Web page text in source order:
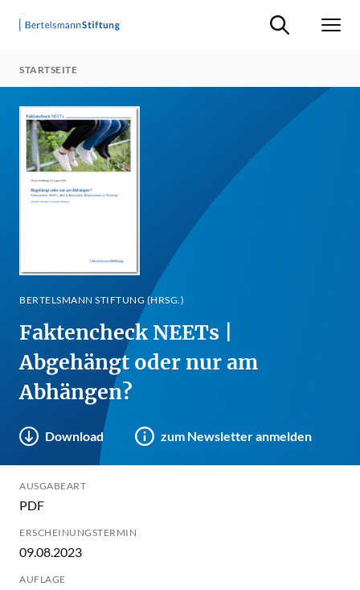
Suche ein-/
STARTSEITE
BERTELSMANN STIFTUNG (HRSG.)
Faktencheck NEETs |
Abgehängt oder nur am
Abhängen?
Download zum Newsletter anmelden
AUSGABEART
PDF
ERSCHEINUNGSTERMIN
09.08.2023
AUFLAGE